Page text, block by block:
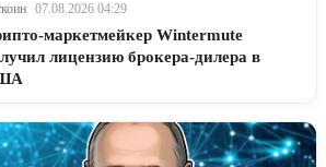
07.08.2026 04:29
маркетмейкер Wintermute
лицензию брокера-дилера в